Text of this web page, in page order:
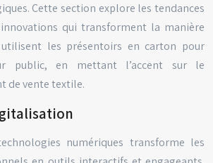
Cette section explore les tendances
qui transforment la manière
les présentoirs en carton pour
public, en mettant l’accent sur le
de vente textile.
numériques transforme les